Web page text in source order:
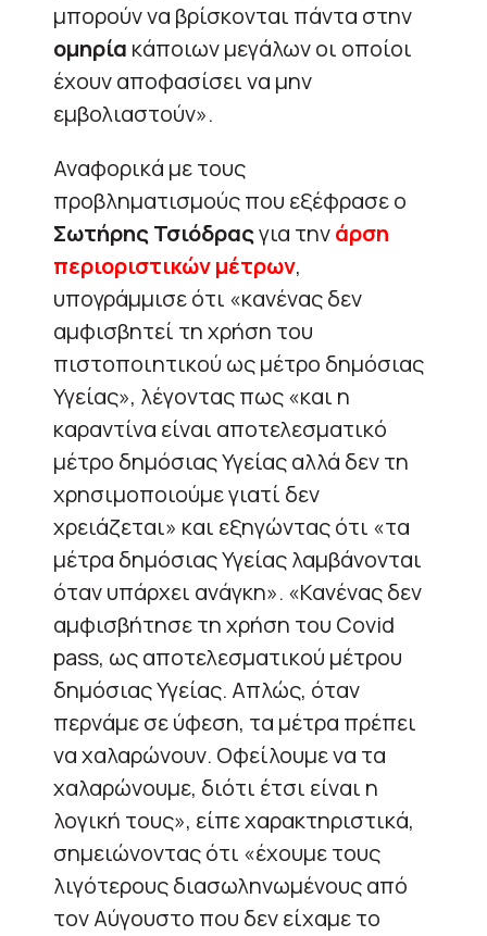
μπορούν να βρίσκονται πάντα στην
ομηρία κάποιων μεγάλων οι οποίοι
έχουν αποφασίσει να μην
εμβολιαστούν».
Αναφορικά με τους
προβληματισμούς που εξέφρασε ο
Σωτήρης Τσιόδραςγια τηνάρση
περιοριστικών μέτρων,
υπογράμμισε ότι «κανένας δεν
αμφισβητεί τη χρήση του
πιστοποιητικού ως μέτρο δημόσιας
Υγείας», λέγοντας πως «και η
καραντίνα είναι αποτελεσματικό
μέτρο δημόσιας Υγείας αλλά δεν τη
χρησιμοποιούμε γιατί δεν
χρειάζεται» και εξηγώντας ότι «τα
μέτρα δημόσιας Υγείας λαμβάνονται
όταν υπάρχει ανάγκη». «Κανένας δεν
αμφισβήτησε τη χρήση του Covid
pass, ως αποτελεσματικού μέτρου
δημόσιας Υγείας. Απλώς, όταν
περνάμε σε ύφεση, τα μέτρα πρέπει
να χαλαρώνουν. Οφείλουμε να τα
χαλαρώνουμε, διότι έτσι είναι η
λογική τους», είπε χαρακτηριστικά,
σημειώνοντας ότι «έχουμε τους
λιγότερους διασωληνωμένους από
τον Αύγουστο που δεν είχαμε το